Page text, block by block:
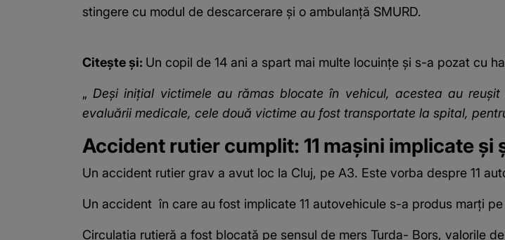
stingere cu modul de descarcerare şi o ambulanţă SMURD.
Citește și: Un copil de 14 ani a spart mai multe locuințe și s-a pozat cu
„ Deşi iniţial victimele au rămas blocate în vehicul, acestea au
evaluării medicale, cele două victime au fost transportate la spital,
Accident rutier cumplit: 11 mașini implicate și
Un accident rutier grav a avut loc la Cluj, pe A3. Este vorba despre 11
Un accident în care au fost implicate 11 autovehicule s-a produs marți
Circulația rutieră a fost blocată pe sensul de mers Turda- Borş, valorile